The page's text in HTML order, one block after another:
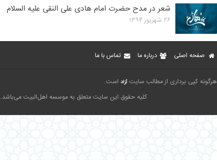
شعر در مدح حضرت امام هادی علی النقی علیه السلام
۲۶ شهریور ۱۳۹۴
صفحه اصلی درباره ما تماس با ما
هرگونه کپی برداری از مطالب سایت آزاد است.
کلیه حقوق این سایت متعلق به موسسه اهل‌البیت می‌باشد.